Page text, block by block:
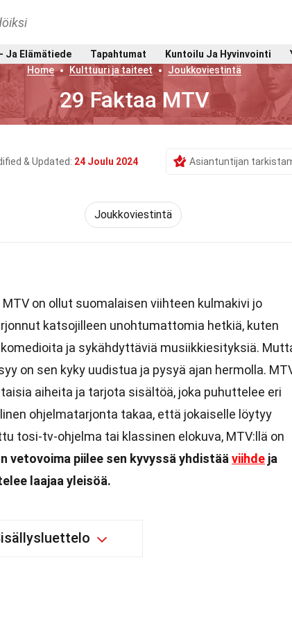
Ja Elämätiede Tapahtumat Kuntoilu Ja Hyvinvointi
Home
Kulttuuri ja taiteet Joukkoviestintä
29 Faktaa MTV
& Updated: 24 Joulu 2024 Asiantuntijan
Joukkoviestintä
MTV on ollut suomalaisen viihteen kulmakivi jo
katsojilleen unohtumattomia hetkiä, kuten
ja sykähdyttäviä musiikkiesityksiä.
on sen kyky uudistua ja pysyä ajan hermolla.
aiheita ja tarjota sisältöä, joka puhuttelee eri
ohjelmatarjonta takaa, että jokaiselle löytyy
tosi-tv-ohjelma tai klassinen elokuva, MTV:llä on
vetovoima piilee sen kyvyssä yhdistää viihde ja
laajaa yleisöä.